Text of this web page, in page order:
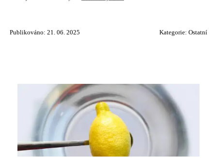
Publikováno: 21. 06. 2025 Kategorie: Ostatní